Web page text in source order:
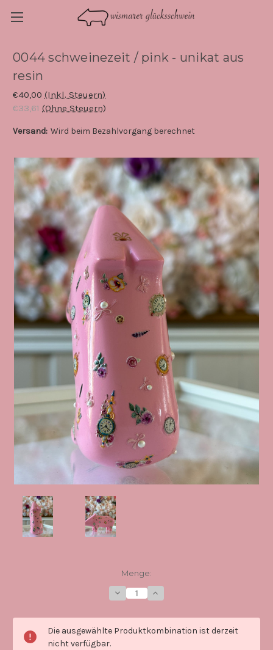
0044 schweinezeit / pink - unikat aus
resin
€40,00 (Inkl. Steuern)
€33,61 (Ohne Steuern)
Versand: Wird beim Bezahlvorgang berechnet
Menge:
Menge
von
schweinezeit
/
pink
Menge
von
schweinezeit
/
pink
Die ausgewählte Produktkombination ist derzeit
nicht verfügbar.